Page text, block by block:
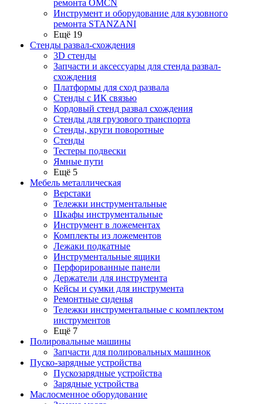
ремонта OMCN
Инструмент и оборудование для кузовного
ремонта STANZANI
Ещё 19
Стенды развал-схождения
3D стенды
Запчасти и аксессуары для стенда развал-
схождения
Платформы для сход развала
Стенды с ИК связью
Кордовый стенд развал схождения
Стенды для грузового транспорта
Стенды, круги поворотные
Стенды
Тестеры подвески
Ямные пути
Ещё 5
Мебель металлическая
Верстаки
Тележки инструментальные
Шкафы инструментальные
Инструмент в ложементах
Комплекты из ложементов
Лежаки подкатные
Инструментальные ящики
Перфорированные панели
Держатели для инструмента
Кейсы и сумки для инструмента
Ремонтные сиденья
Тележки инструментальные с комплектом
инструментов
Ещё 7
Полировальные машины
Запчасти для полировальных машинок
Пуско-зарядные устройства
Пускозарядные устройства
Зарядные устройства
Маслосменное оборудование